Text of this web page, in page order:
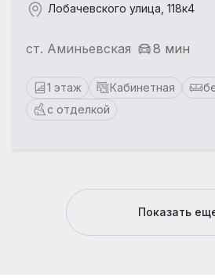
Лобачевского улица, 118к4
ст. Аминьевская 8 мин
1 этаж Кабинетная
с отделкой
Показать